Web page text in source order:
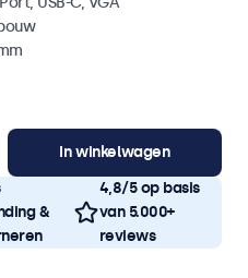
In winkelwagen
&
4,8/5 op basis
van 5.000+
reviews